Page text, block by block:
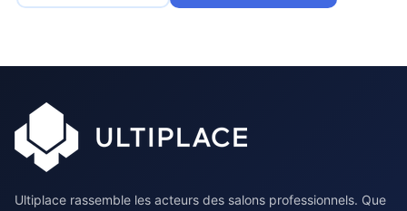
Ultiplace rassemble les acteurs des salons professionnels. Que